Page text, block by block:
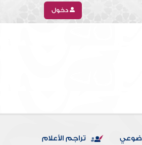
دخول
تراجم الأعلام